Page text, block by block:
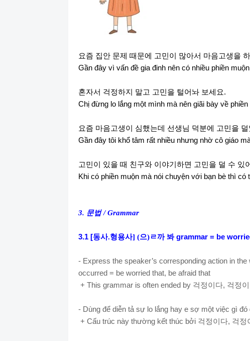
요즘 집안 문제 때문에 고민이 많아서 마음고생을
Gần đây vì vấn đề gia đinh nên có nhiều phiền
혼자서 걱정하지 말고 고민을 털어놔 보세요.
Chị đừng lo lắng một mình mà nên giãi bày về phiền
요즘 마음고생이 심했는데 선생님 덕분에 고민을
Gần đây tôi khổ tâm rất nhiều nhưng nhờ cô giáo
고민이 있을 때 친구와 이야기하면 고민을 덜 수 있
Khi có phiền muộn mà nói chuyện với bạn bè thì có
3. 문법/ Grammar
3.1 [동사.형용사] (으)ㄹ까 봐grammar = be
- Express the speaker’s corresponding action in
occurred = be worried that, be afraid that
+ This grammar is often ended by 걱정이다, 걱정이
- Dùng để diễn tả sự lo lắng hay e sợ một việc gì
+ Cấu trúc này thường kết thúc bởi 걱정이다, 걱정